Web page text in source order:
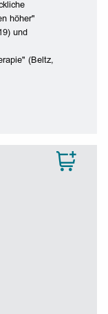
höher"
und
(Beltz,